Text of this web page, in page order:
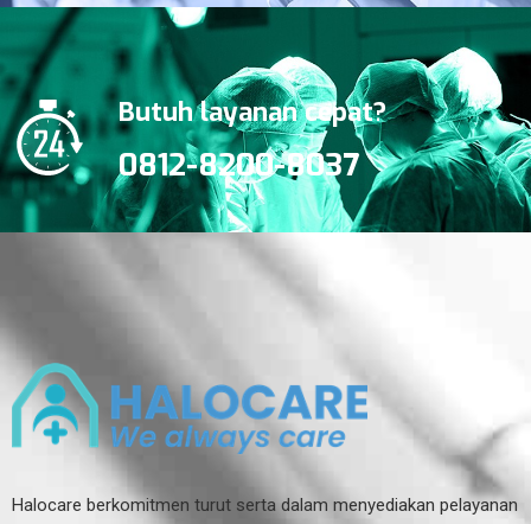
Butuh layanan cepat?
0812-8200-8037
Halocare berkomitmen turut serta dalam menyediakan pelayanan